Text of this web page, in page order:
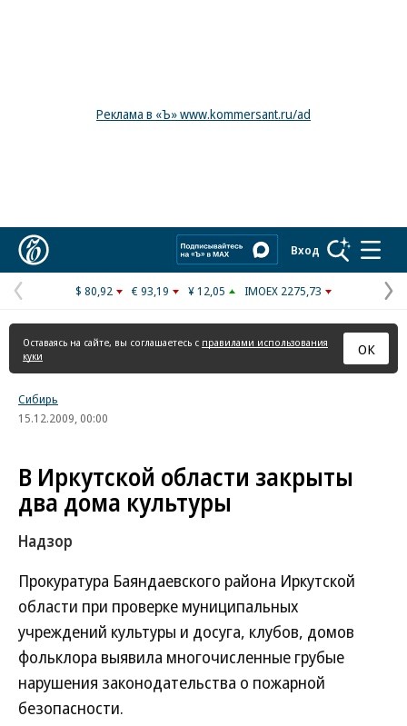
Реклама в «Ъ» www.kommersant.ru/ad
Вход
Предыдущая
страница
$ 80,92 € 93,19 ¥ 12,05 IMOEX 2275,73
Оставаясь на сайте, вы соглашаетесь с правилами использования
куки
ОК
Сибирь
15.12.2009, 00:00
В Иркутской области закрыты
два дома культуры
Надзор
Прокуратура Баяндаевского района Иркутской
области при проверке муниципальных
учреждений культуры и досуга, клубов, домов
фольклора выявила многочисленные грубые
нарушения законодательства о пожарной
безопасности.